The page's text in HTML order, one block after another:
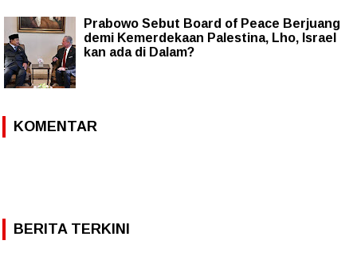
Prabowo Sebut Board of Peace Berjuang
demi Kemerdekaan Palestina, Lho, Israel
kan ada di Dalam?
KOMENTAR
BERITA TERKINI